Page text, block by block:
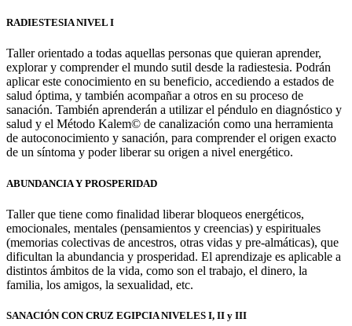
RADIESTESIA NIVEL I
Taller orientado a todas aquellas personas que quieran aprender,
explorar y comprender el mundo sutil desde la radiestesia. Podrán
aplicar este conocimiento en su beneficio, accediendo a estados de
salud óptima, y también acompañar a otros en su proceso de
sanación. También aprenderán a utilizar el péndulo en diagnóstico y
salud y el Método Kalem© de canalización como una herramienta
de autoconocimiento y sanación, para comprender el origen exacto
de un síntoma y poder liberar su origen a nivel energético.
ABUNDANCIA Y PROSPERIDAD
Taller que tiene como finalidad liberar bloqueos energéticos,
emocionales, mentales (pensamientos y creencias) y espirituales
(memorias colectivas de ancestros, otras vidas y pre-almáticas), que
dificultan la abundancia y prosperidad. El aprendizaje es aplicable a
distintos ámbitos de la vida, como son el trabajo, el dinero, la
familia, los amigos, la sexualidad, etc.
SANACIÓN CON CRUZ EGIPCIA NIVELES I, II y III